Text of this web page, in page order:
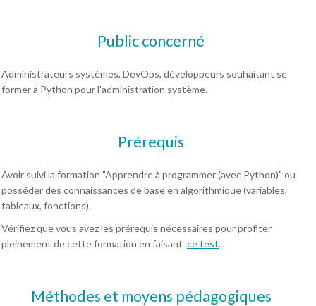
Public concerné
Administrateurs systèmes, DevOps, développeurs souhaitant se
former à Python pour l'administration système.
Prérequis
Avoir suivi la formation "Apprendre à programmer (avec Python)" ou
posséder des connaissances de base en algorithmique (variables,
tableaux, fonctions).
Vérifiez que vous avez les prérequis nécessaires pour profiter
pleinement de cette formation en faisant ce test.
Méthodes et moyens pédagogiques